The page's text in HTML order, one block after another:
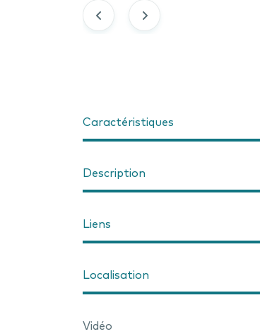
Caractéristiques
Description
Liens
Localisation
Vidéo